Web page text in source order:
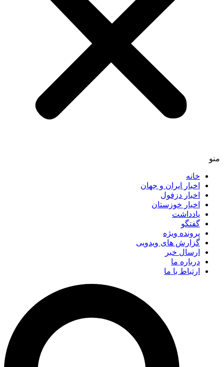
خانه
اخبار ایران و جهان
اخبار دزفول
اخبار خوزستان
یادداشت
گفتگو
پرونده ویژه
گزارش های ویدویی
ارسال خبر
درباره ما
ارتباط با ما